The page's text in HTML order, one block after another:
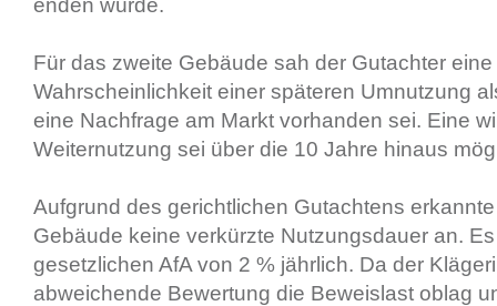
Für das zweite Gebäude sah der Gutachter
Wahrscheinlichkeit einer späteren Umnutzung
eine Nachfrage am Markt vorhanden sei. Eine
Weiternutzung sei über die 10 Jahre hinaus
Aufgrund des gerichtlichen Gutachtens
Gebäude keine verkürzte Nutzungsdauer an.
gesetzlichen AfA von 2 % jährlich. Da der
abweichende Bewertung die Beweislast oblag